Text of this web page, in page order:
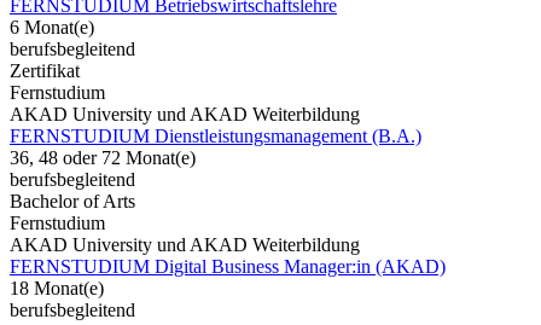
FERNSTUDIUM Betriebswirtschaftslehre
6 Monat(e)
berufsbegleitend
Zertifikat
Fernstudium
AKAD University und AKAD Weiterbildung
FERNSTUDIUM Dienstleistungsmanagement (B.A.)
36, 48 oder 72 Monat(e)
berufsbegleitend
Bachelor of Arts
Fernstudium
AKAD University und AKAD Weiterbildung
FERNSTUDIUM Digital Business Manager:in (AKAD)
18 Monat(e)
berufsbegleitend